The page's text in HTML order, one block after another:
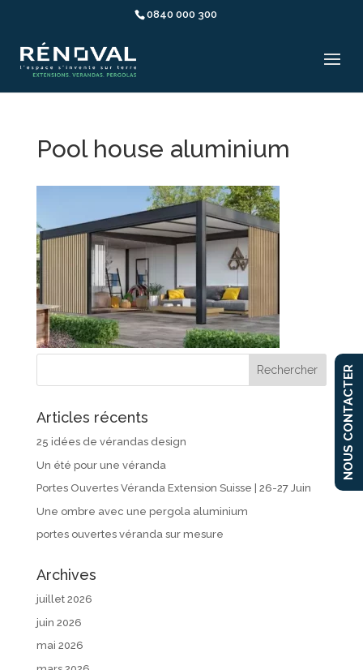
0840 000 300
Pool house aluminium
Articles récents
25 idées de vérandas design
Un été pour une véranda
Portes Ouvertes Véranda Extension Suisse | 26-27 Juin
Une ombre avec une pergola aluminium
portes ouvertes véranda sur mesure
Archives
juillet 2026
juin 2026
mai 2026
NOUS CONTACTER